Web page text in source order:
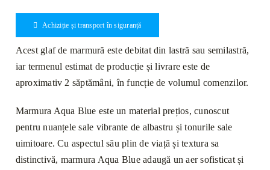
Aqua
Blue
Lustruită
x
2cm
Achiziție și transport în siguranță
Acest glaf de marmură este debitat din lastră sau semilastră,
iar termenul estimat de producție și livrare este de
aproximativ 2 săptămâni, în funcție de volumul comenzilor.
Marmura Aqua Blue este un material prețios, cunoscut
pentru nuanțele sale vibrante de albastru și tonurile sale
uimitoare. Cu aspectul său plin de viață și textura sa
distinctivă, marmura Aqua Blue adaugă un aer sofisticat și